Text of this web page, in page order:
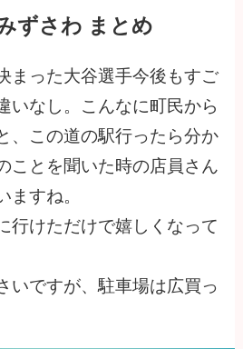
ずさわ まとめ
まった大谷選手今後もすご
いなし。こんなに町民から
、この道の駅行ったら分か
ことを聞いた時の店員さん
ますね。
行けただけで嬉しくなって
いですが、駐車場は広買っ